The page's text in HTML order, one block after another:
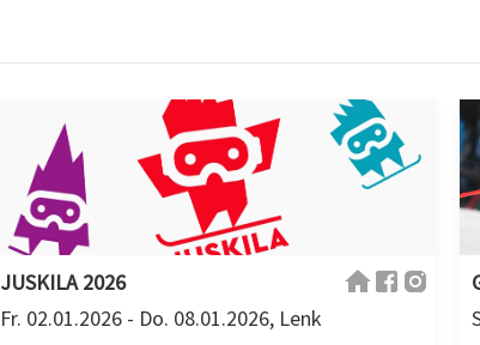
JUSKILA 2026
Fr. 02.01.2026 - Do. 08.01.2026, Lenk